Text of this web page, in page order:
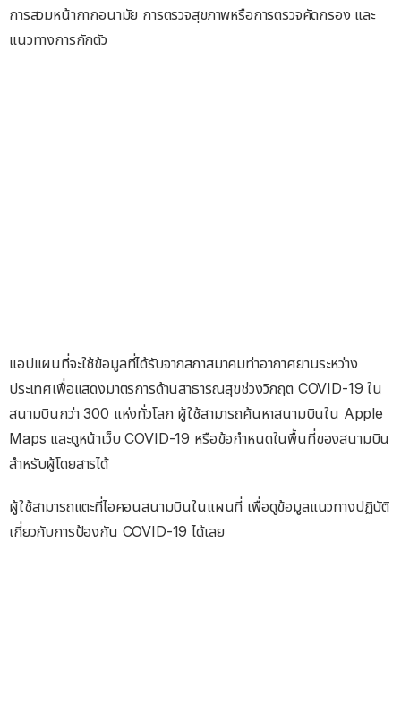
การสวมหน้ากากอนามัย การตรวจสุขภาพหรือการตรวจคัดกรอง และ
แนวทางการกักตัว
แอปแผนที่จะใช้ข้อมูลที่ได้รับจากสภาสมาคมท่าอากาศยานระหว่าง
ประเทศเพื่อแสดงมาตรการด้านสาธารณสุขช่วงวิกฤต COVID-19 ใน
สนามบินกว่า 300 แห่งทั่วโลก ผู้ใช้สามารถค้นหาสนามบินใน Apple
Maps และดูหน้าเว็บ COVID-19 หรือข้อกำหนดในพื้นที่ของสนามบิน
สำหรับผู้โดยสารได้
ผู้ใช้สามารถแตะที่ไอคอนสนามบินในแผนที่ เพื่อดูข้อมูลแนวทางปฏิบัติ
เกี่ยวกับการป้องกัน COVID-19 ได้เลย